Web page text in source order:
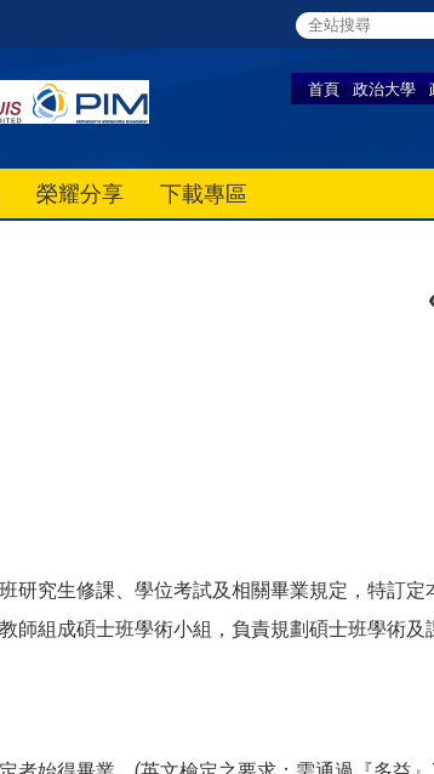
首頁 政治大學
榮耀分享 下載專區
究生修課、學位考試及相關畢業規定，特訂定
組成碩士班學術小組，負責規劃碩士班學術及